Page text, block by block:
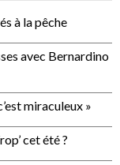
à la pêche
avec Bernardino
miraculeux »
cet été ?